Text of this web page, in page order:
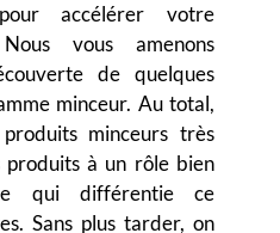
accélérer votre
vous amenons
de quelques
minceur. Au total,
minceurs très
produits à un rôle bien
qui différentie ce
Sans plus tarder, on